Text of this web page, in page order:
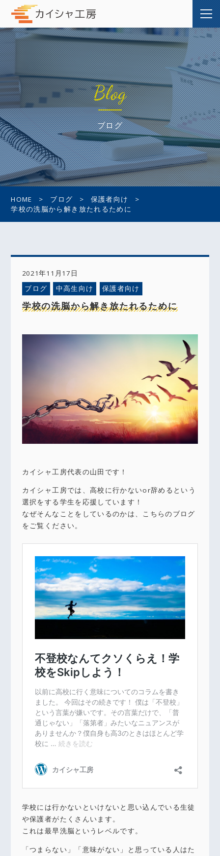
Blog
ブログ
HOME ブログ
保護者向け
学校の洗脳から解き放たれるために
2021年11月17日
ブログ
中高生向け 保護者向け
学校の洗脳から解き放たれるために
カイシャ工房代表の山田です！
カイシャ工房では、高校に行かないor辞めるという
選択をする学生を応援しています！
なぜそんなことをしているのかは、こちらのブログ
をご覧ください。
学校には行かないといけないと思い込んでいる生徒
や保護者がたくさんいます。
これは最早洗脳というレベルです。
「つまらない」「意味がない」と思っている人はた